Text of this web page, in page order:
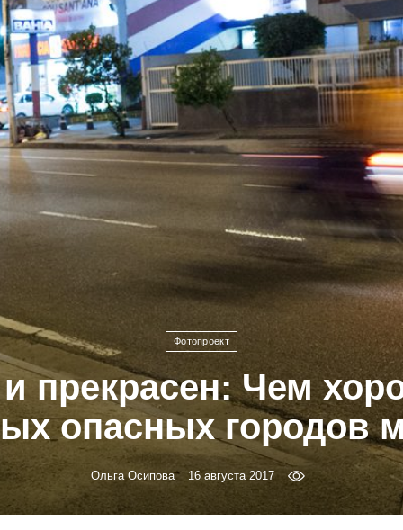
Фотопроект
прекрасен: Чем
опасных городов
Ольга Осипова 16 августа 2017